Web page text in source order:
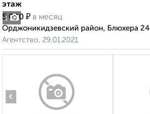
1
этаж
5 000 ₽ в месяц
Орджоникидзевский район, Блюхера 24
Агентство, 29.01.2021
‹